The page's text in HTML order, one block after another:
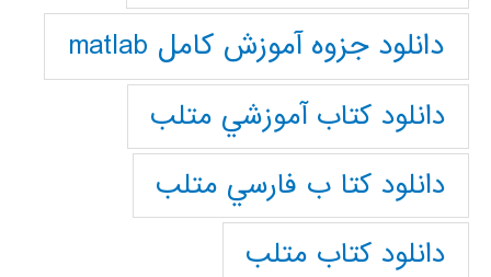
دانلود جزوه آموزش کامل matlab
دانلود كتاب آموزشي متلب
دانلود كتا ب فارسي متلب
دانلود كتاب متلب